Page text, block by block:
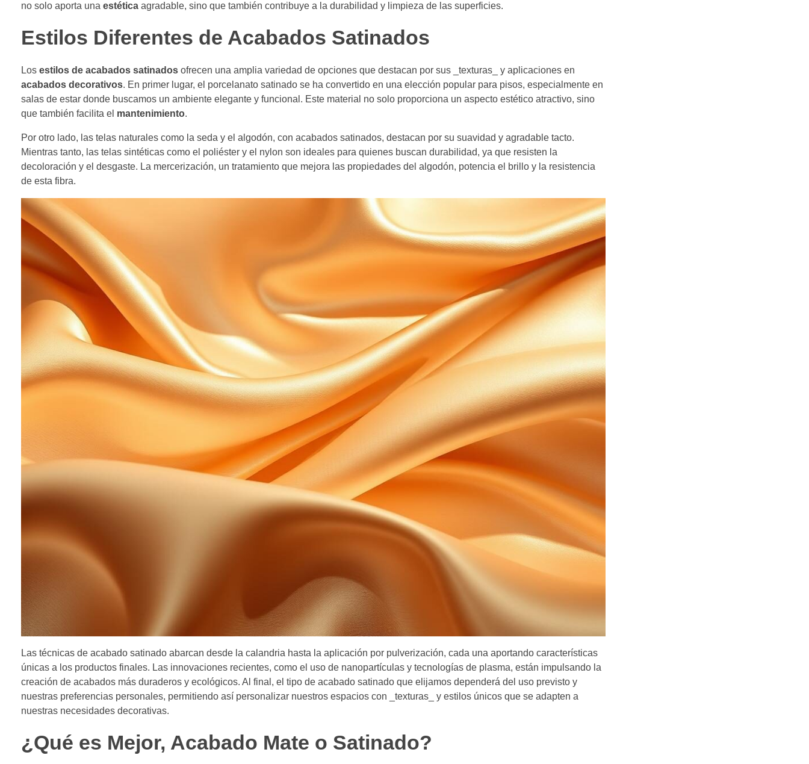
no solo aporta una estética agradable, sino que también contribuye a la durabilidad y limpieza de las superficies.
Estilos Diferentes de Acabados Satinados
Los estilos de acabados satinados ofrecen una amplia variedad de opciones que destacan por sus _texturas_ y aplicaciones en
acabados decorativos. En primer lugar, el porcelanato satinado se ha convertido en una elección popular para pisos, especialmente en
salas de estar donde buscamos un ambiente elegante y funcional. Este material no solo proporciona un aspecto estético atractivo, sino
que también facilita el mantenimiento.
Por otro lado, las telas naturales como la seda y el algodón, con acabados satinados, destacan por su suavidad y agradable tacto.
Mientras tanto, las telas sintéticas como el poliéster y el nylon son ideales para quienes buscan durabilidad, ya que resisten la
decoloración y el desgaste. La mercerización, un tratamiento que mejora las propiedades del algodón, potencia el brillo y la resistencia
de esta fibra.
Las técnicas de acabado satinado abarcan desde la calandria hasta la aplicación por pulverización, cada una aportando características
únicas a los productos finales. Las innovaciones recientes, como el uso de nanopartículas y tecnologías de plasma, están impulsando la
creación de acabados más duraderos y ecológicos. Al final, el tipo de acabado satinado que elijamos dependerá del uso previsto y
nuestras preferencias personales, permitiendo así personalizar nuestros espacios con _texturas_ y estilos únicos que se adapten a
nuestras necesidades decorativas.
¿Qué es Mejor, Acabado Mate o Satinado?